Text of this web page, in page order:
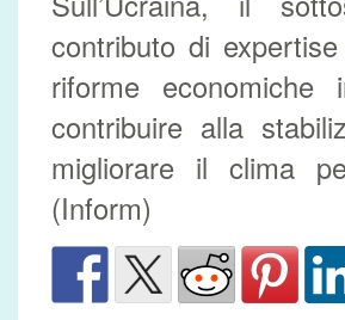
contributo di
riforme
contribuire alla
migliorare il clima
(Inform)